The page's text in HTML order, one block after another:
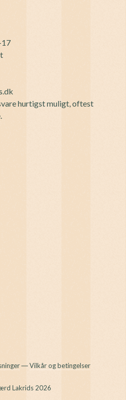
hurtigst muligt, oftest
―Vilkår og betingelser
Lakrids 2026